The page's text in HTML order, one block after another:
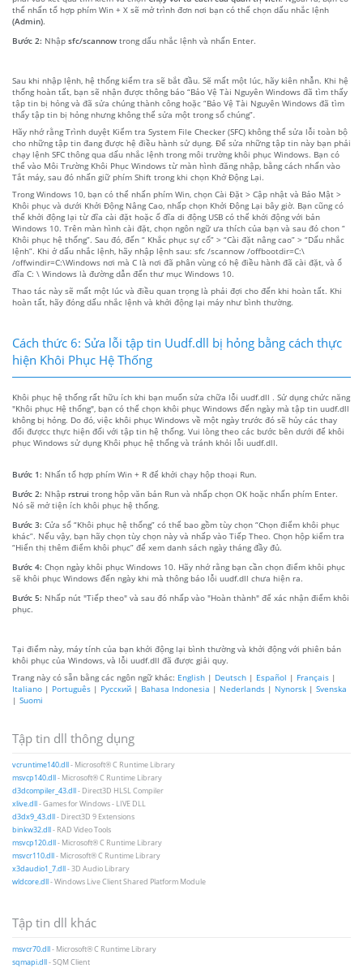
thể nhấn tổ hợp phím Win + X sẽ mở trình đơn nơi bạn có thể chọn dấu nhắc lệnh
(Admin).
Bước 2: Nhập sfc/scannow trong dấu nhắc lệnh và nhấn Enter.
Sau khi nhập lệnh, hệ thống kiểm tra sẽ bắt đầu. Sẽ mất một lúc, hãy kiên nhẫn. Khi hệ
thống hoàn tất, bạn sẽ nhận được thông báo “Bảo Vệ Tài Nguyên Windows đã tìm thấy
tập tin bị hỏng và đã sửa chúng thành công hoặc “Bảo Vệ Tài Nguyên Windows đã tìm
thấy tập tin bị hỏng nhưng không thể sửa một trong số chúng”.
Hãy nhớ rằng Trình duyệt Kiểm tra System File Checker (SFC) không thể sửa lỗi toàn bộ
cho những tập tin đang được hệ điều hành sử dụng. Để sửa những tập tin này bạn phải
chạy lệnh SFC thông qua dấu nhắc lệnh trong môi trường khôi phục Windows. Bạn có
thể vào Môi Trường Khôi Phục Windows từ màn hình đăng nhập, bằng cách nhấn vào
Tắt máy, sau đó nhấn giữ phím Shift trong khi chọn Khở Động Lại.
Trong Windows 10, bạn có thể nhấn phím Win, chọn Cài Đặt > Cập nhật và Bảo Mật >
Khôi phục và dưới Khởi Động Nâng Cao, nhấp chọn Khởi Động Lại bây giờ. Bạn cũng có
thể khởi động lại từ đĩa cài đặt hoặc ổ đĩa di động USB có thể khởi động với bản
Windows 10. Trên màn hình cài đặt, chọn ngôn ngữ ưa thích của bạn và sau đó chon “
Khôi phục hệ thống”. Sau đó, đến “ Khắc phục sự cố” > “Cài đặt nâng cao” > “Dấu nhắc
lệnh”. Khi ở dấu nhắc lệnh, hãy nhập lệnh sau: sfc /scannow /offbootdir=C:\
/offwindir=C:\Windows nơi mà C là nơi đã phân vùng có hệ điều hành đã cài đặt, và ổ
đĩa C: \ Windows là đường dẫn đến thư mục Windows 10.
Thao tác này sẽ mất một lúc và điều quan trọng là phải đợi cho đến khi hoàn tất. Khi
hoàn tất, hãy đóng dấu nhắc lệnh và khởi động lại máy như bình thường.
Cách thức 6: Sửa lỗi tập tin Uudf.dll bị hỏng bằng cách thực
hiện Khôi Phục Hệ Thống
Khôi phục hệ thống rất hữu ích khi bạn muốn sửa chữa lỗi uudf.dll . Sử dụng chức năng
"Khôi phục Hệ thống", bạn có thể chọn khôi phục Windows đến ngày mà tập tin uudf.dll
không bị hỏng. Do đó, việc khôi phục Windows về một ngày trước đó sẽ hủy các thay
đổi đượcc thực hiện đối với tập tin hệ thống. Vui lòng theo các bước bên dưới để khôi
phục Windows sử dụng Khôi phục hệ thống và tránh khỏi lỗi uudf.dll.
Bước 1: Nhấn tổ hợp phím Win + R để khởi chạy hộp thoại Run.
Bước 2: Nhập rstrui trong hộp văn bản Run và nhấp chọn OK hoặc nhấn phím Enter.
Nó sẽ mở tiện ích khôi phục hệ thống.
Bước 3: Cửa sổ “Khôi phục hệ thống” có thể bao gồm tùy chọn “Chọn điểm khôi phục
khác”. Nếu vậy, bạn hãy chọn tùy chọn này và nhấp vào Tiếp Theo. Chọn hộp kiểm tra
“Hiển thị thêm điểm khôi phục” để xem danh sách ngày tháng đầy đủ.
Bước 4: Chọn ngày khôi phục Windows 10. Hãy nhớ rằng bạn cần chọn điểm khôi phục
sẽ khôi phục Windows đến ngày khi mà thông báo lỗi uudf.dll chưa hiện ra.
Bước 5: Nhấp nút "Tiếp theo" và sau đó nhấp vào "Hoàn thành" để xác nhận điểm khôi
phục.
Tại điểm này, máy tính của bạn khởi động lại bình thường và khởi động với phiên bản
khôi phục của Windows, và lỗi uudf.dll đã được giải quy.
Trang này có sẵn bằng các ngôn ngữ khác: English | Deutsch | Español | Français |
Italiano | Português | Русский | Bahasa Indonesia | Nederlands | Nynorsk | Svenska
| Suomi
Tập tin dll thông dụng
vcruntime140.dll- Microsoft® C Runtime Library
msvcp140.dll- Microsoft® C Runtime Library
d3dcompiler_43.dll- Direct3D HLSL Compiler
xlive.dll- Games for Windows - LIVE DLL
d3dx9_43.dll- Direct3D 9 Extensions
binkw32.dll- RAD Video Tools
msvcp120.dll- Microsoft® C Runtime Library
msvcr110.dll- Microsoft® C Runtime Library
x3daudio1_7.dll- 3D Audio Library
wldcore.dll- Windows Live Client Shared Platform Module
Tập tin dll khác
msvcr70.dll- Microsoft® C Runtime Library
sqmapi.dll- SQM Client